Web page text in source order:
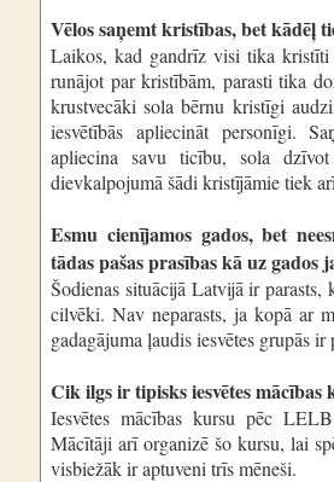
Vēlos saņemt kristības, bet kādēļ
Laikos, kad gandrīz visi tika kristīti
runājot par kristībām, parasti tika
krustvecāki sola bērnu kristīgi
iesvētībās apliecināt personīgi.
apliecina savu ticību, sola
dievkalpojumā šādi kristījāmie tiek
Esmu cienījamos gados, bet
tādas pašas prasības kā uz gados
Šodienas situācijā Latvijā ir parasts,
cilvēki. Nav neparasts, ja kopā ar
gadagājuma ļaudis iesvētes grupās ir
Cik ilgs ir tipisks iesvētes mācības
Iesvētes mācības kursu pēc
Mācītāji arī organizē šo kursu, lai
visbiežāk ir aptuveni trīs mēneši.